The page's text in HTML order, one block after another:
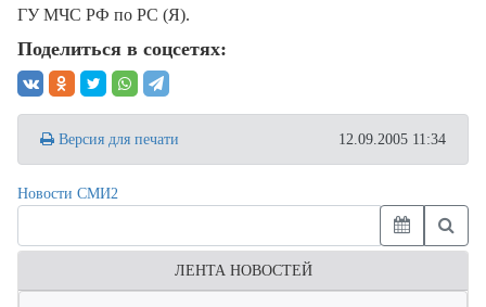
ГУ МЧС РФ по РС (Я).
Поделиться в соцсетях:
Версия для печати 12.09.2005 11:34
Новости СМИ2
ЛЕНТА НОВОСТЕЙ